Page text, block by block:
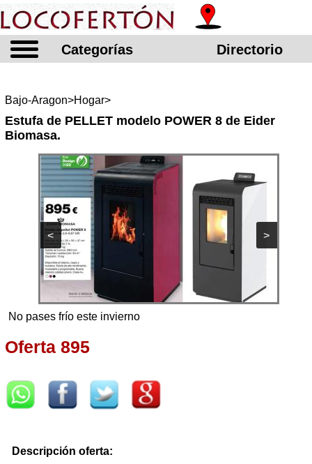
Categorías Directorio
Bajo-Aragon>Hogar>
Estufa de PELLET modelo POWER 8 de Eider
Biomasa.
< >
No pases frío este invierno
Oferta 895
Descripción oferta: